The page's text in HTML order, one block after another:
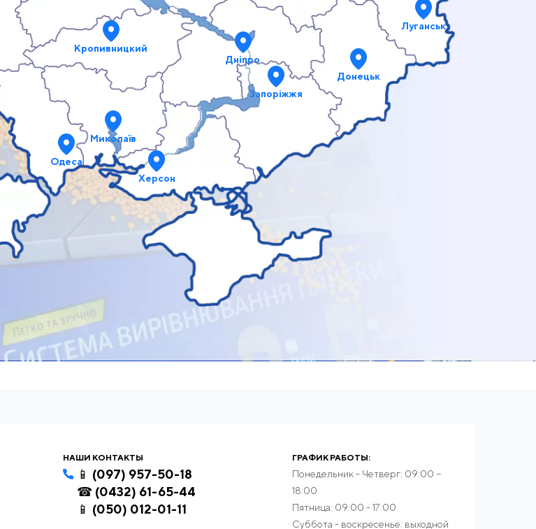
Кропивницкий
Миколаїв
Одеса
Херсон
Запоріжжя
Дніпро
Луганськ
Донецьк
НАШИ КОНТАКТЫ
📱 (097) 957-50-18
☎ (0432) 61-65-44
📱 (050) 012-01-11
ГРАФИК РАБОТЫ:
Понедельник - Четверг: 09:00 −
18:00
Пятница: 09:00 - 17:00
Суббота - воскресенье: выходной